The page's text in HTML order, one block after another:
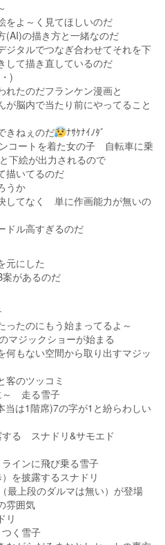
をよ～く見てほしいのだ
(AI)の描き方と一緒なのだ
ジタルでつなぎ合わせてそれを下
して描き直しているのだ
)
れたのだフランケン漫画と
が脳内で当たり前にやってること
きねぇのだ
ﾅｻｹﾅｲﾉﾀﾞ
コートを着た女の子 自転車に乗
下絵が出力されるので
描いてるのだ
うか
してなく 単に作画能力が無いの
ドル高すぎるのだ
元にした
があるのだ
たのにもう始まってるよ～
ジックショーが始まる
もない空間から取り出すマジッ
のツッコミ
～ 走る雪子
は1階席)7の字が1と紛らわしい
る スナドリ&サモエド
インに飛び乗る雪子
を披露するスナドリ
上段のダルマは無い）が登場
雰囲気
リ
く雪子